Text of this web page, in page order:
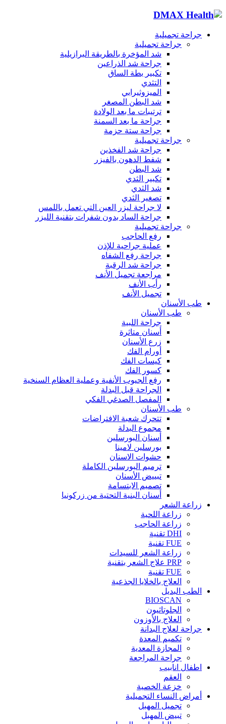
جراحة تجميلية
جراحة تجميلية
شد المؤخرة بالطريقة البرازيلية
جراحة شد الذراعين
تكبير بطة الساق
التثدي
الميزوثيرابي
شد البطن المصغر
ترتيبات ما بعد الولادة
جراحة ما بعد السمنة
جراحة ستة حزمة
جراحة تجميلية
جراحة شد الفخذين
شفط الدهون بالفيزر
شد البطن
تكبير الثدي
شد الثدي
تصغير الثدي
لا جراحة ليزر العين التي تعمل باللمس
جراحة الساد بدون شفرات بتقنية الليزر
جراحة تجميلية
رفع الحاجب
عملية جراحية للإذن
جراحة رفع الشفاه
جراحة شد الرقبة
مراجعة تجميل الأنف
رأب الأنف
تجميل الأنف
طب الأسنان
طب الأسنان
جراحة اللبية
أسنان متاثرة
زرع الأسنان
أورام الفك
كيسات الفك
كسور الفك
رفع الجيوب الأنفية وعملية العظام السنخية
الجراحة قبل البدلة
المفصل الصدغي الفكي
طب الأسنان
تتحرك شعبة الافتراضات
مجموع البدلة
أسنان البورسلين
بورسلين لامينا
حشوات الاسنان
ترميم البورسلين الكاملة
تبييض الأسنان
تصميم الابتسامة
أسنان البنية التحتية من زركونيا
زراعة الشعر
زراعة اللحية
زراعة الحاجب
DHI تقنية
FUE تقنية
زراعة الشعر للسيدات
PRP علاج الشعر بتقنية
FUE تقنية
العلاج بالخلايا الجذعية
الطب البديل
BIOSCAN
الجلوتاثيون
العلاج بالأوزون
جراحة لعلاج البدانة
تكميم المعدة
المجازة المعدية
جراحة المراجعة
اطفال انابيب
العقم
خزعة الخصية
أمراض النساء التجميلية
تجميل المهبل
تبيض المهبل